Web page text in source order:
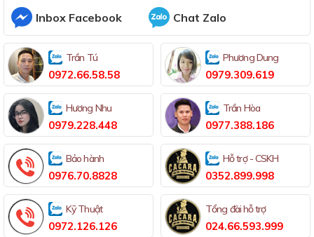
Inbox Facebook Chat Zalo
Trần Tú
0972.66.58.58
Phương Dung
0979.309.619
Hương Nhu
0979.228.448
Trần Hòa
0977.388.186
Bảo hành
0976.70.8828
Hỗ trợ - CSKH
0352.899.998
Kỹ Thuật
0972.126.126
Tổng đài hỗ trợ
024.66.593.999